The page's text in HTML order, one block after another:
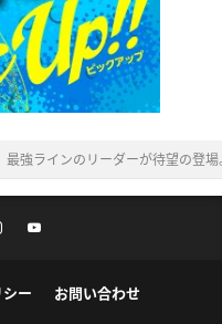
最強ラインのリーダーが待望の登
ー お問い合わせ